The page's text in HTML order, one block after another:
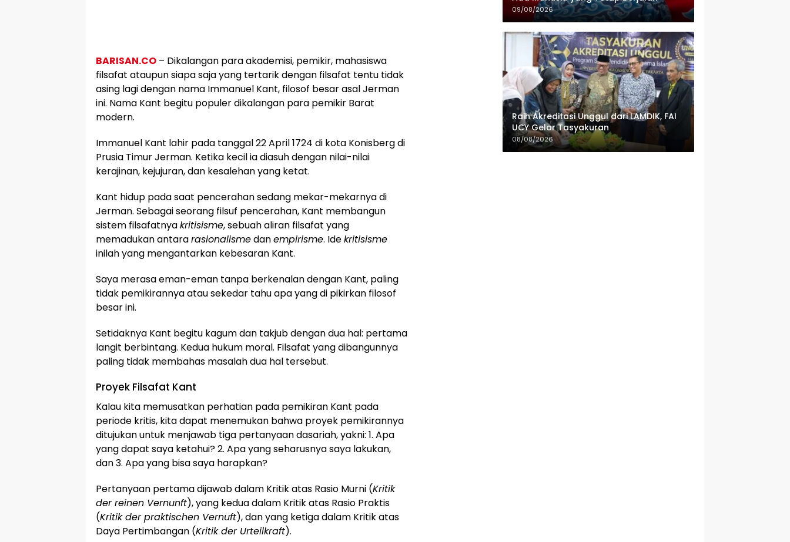
BARISAN.CO – Dikalangan para akademisi, pemikir, mahasiswa
filsafat ataupun siapa saja yang tertarik dengan filsafat tentu tidak
asing lagi dengan nama Immanuel Kant, filosof besar asal Jerman
ini. Nama Kant begitu populer dikalangan para pemikir Barat
modern.
Immanuel Kant lahir pada tanggal 22 April 1724 di kota Konisberg di
Prusia Timur Jerman. Ketika kecil ia diasuh dengan nilai-nilai
kerajinan, kejujuran, dan kesalehan yang ketat.
Kant hidup pada saat pencerahan sedang mekar-mekarnya di
Jerman. Sebagai seorang filsuf pencerahan, Kant membangun
sistem filsafatnyakritisisme, sebuah aliran filsafat yang
memadukan antararasionalismedanempirisme. Idekritisisme
inilah yang mengantarkan kebesaran Kant.
Saya merasa eman-eman tanpa berkenalan dengan Kant, paling
tidak pemikirannya atau sekedar tahu apa yang di pikirkan filosof
besar ini.
Setidaknya Kant begitu kagum dan takjub dengan dua hal: pertama
langit berbintang. Kedua hukum moral. Filsafat yang dibangunnya
paling tidak membahas masalah dua hal tersebut.
Proyek Filsafat Kant
Kalau kita memusatkan perhatian pada pemikiran Kant pada
periode kritis, kita dapat menemukan bahwa proyek pemikirannya
ditujukan untuk menjawab tiga pertanyaan dasariah, yakni: 1. Apa
yang dapat saya ketahui? 2. Apa yang seharusnya saya lakukan,
dan 3. Apa yang bisa saya harapkan?
Pertanyaan pertama dijawab dalam Kritik atas Rasio Murni (Kritik
der reinen Vernunft), yang kedua dalam Kritik atas Rasio Praktis
(Kritik der praktischen Vernuft), dan yang ketiga dalam Kritik atas
Daya Pertimbangan (Kritik der Urteilkraft).
09/08/2026
Raih Akreditasi Unggul dari LAMDIK, FAI
UCY Gelar Tasyakuran
08/08/2026